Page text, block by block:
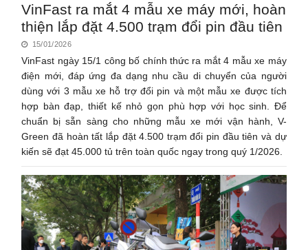
VinFast ra mắt 4 mẫu xe máy mới, hoàn
thiện lắp đặt 4.500 trạm đổi pin đầu tiên
15/01/2026
VinFast ngày 15/1 công bố chính thức ra mắt 4 mẫu xe máy
điện mới, đáp ứng đa dạng nhu cầu di chuyển của người
dùng với 3 mẫu xe hỗ trợ đổi pin và một mẫu xe được tích
hợp bàn đạp, thiết kế nhỏ gọn phù hợp với học sinh. Để
chuẩn bị sẵn sàng cho những mẫu xe mới vận hành, V-
Green đã hoàn tất lắp đặt 4.500 trạm đổi pin đầu tiên và dự
kiến sẽ đạt 45.000 tủ trên toàn quốc ngay trong quý 1/2026.